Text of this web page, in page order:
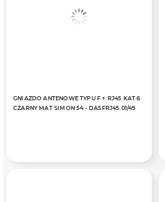
GNIAZDO ANTENOWE TYPU F + RJ45 KAT.6
CZARNY MAT SIMON 54 - DASFRJ45.01/49